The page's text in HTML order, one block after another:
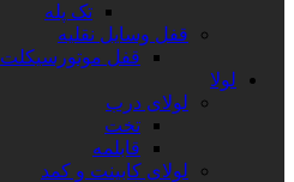
تک پله
قفل وسایل نقلیه
قفل موتورسیکلت
لولا
لولای درب
تخت
قابلمه
لولای کابینت و کمد